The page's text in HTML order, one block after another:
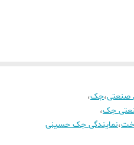
صنعتی،جک،
جک،
،نمایندگی جک حسینی